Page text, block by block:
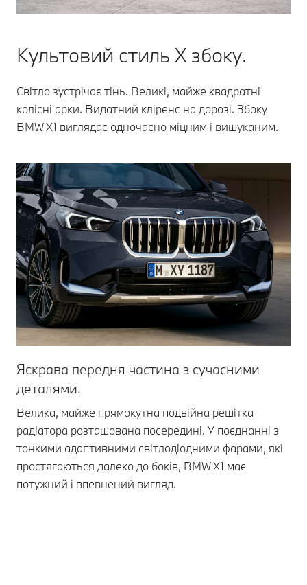
Культовий стиль X збоку.
Світло зустрічає тінь. Великі, майже квадратні
колісні арки. Видатний кліренс на дорозі. Збоку
BMW X1 виглядає одночасно міцним і вишуканим.
Яскрава передня частина з сучасними
деталями.
Велика, майже прямокутна подвійна решітка
радіатора розташована посередині. У поєднанні з
тонкими адаптивними світлодіодними фарами, які
простягаються далеко до боків, BMW X1 має
потужний і впевнений вигляд.